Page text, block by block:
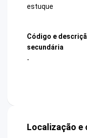
estuque
Código e
secundária
-
Localização e